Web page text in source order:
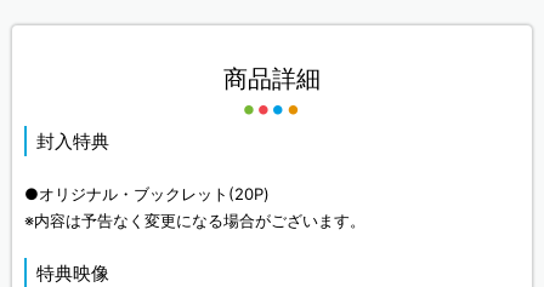
商品詳細
封入特典
●オリジナル・ブックレット(20P)
※内容は予告なく変更になる場合がございます。
特典映像